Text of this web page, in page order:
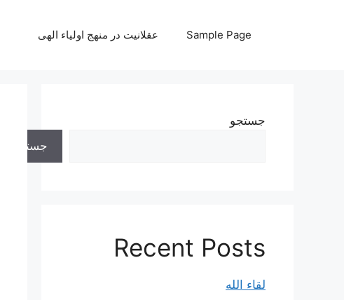
Sample Page عقلانیت در منهج اولیاء الهی
جستجو
جستجو
Recent Posts
لقاء الله